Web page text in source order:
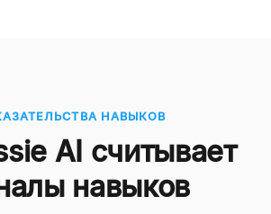
НАВЫКОВ
AI считывает
навыков